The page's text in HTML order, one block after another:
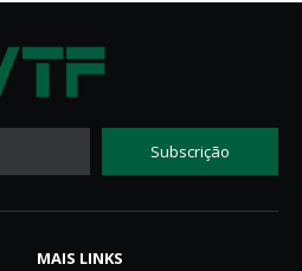
Subscrição
MAIS LINKS